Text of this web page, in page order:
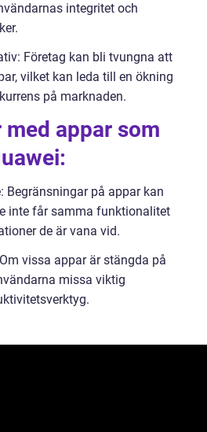
integritet och
Företag kan bli tvungna att
vilket kan leda till en ökning
på marknaden.
appar som
Begränsningar på appar kan
inte får samma funktionalitet
de är vana vid.
vissa appar är stängda på
missa viktig